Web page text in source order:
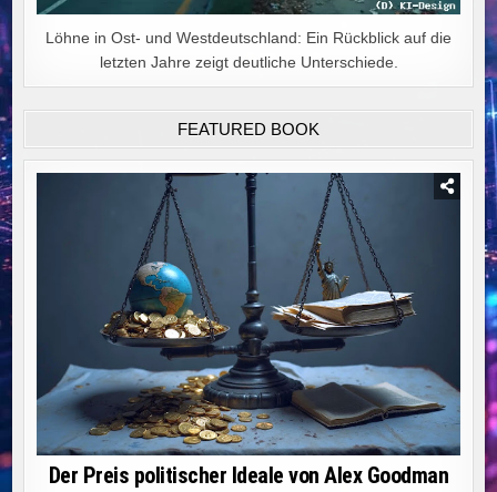
Löhne in Ost- und Westdeutschland: Ein Rückblick auf die
letzten Jahre zeigt deutliche Unterschiede.
FEATURED BOOK
Der Preis politischer Ideale von Alex Goodman